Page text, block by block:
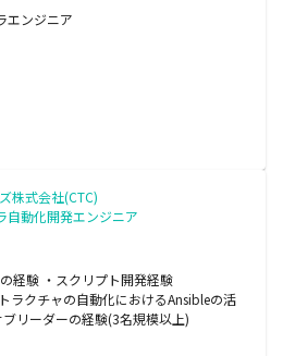
エンジニア
株式会社(CTC)
自動化開発エンジニア
経験 ・スクリプト開発経験
ラクチャの自動化におけるAnsibleの活
リーダーの経験(3名規模以上)